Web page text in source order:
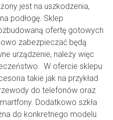
jest na uszkodzenia,
podłogę. Sklep
ofertę gotowych
zabezpieczać będą
urządzenie, należy więc
W ofercie sklepu
takie jak na przykład
do telefonów oraz
Dodatkowo szkła
do konkretnego modelu